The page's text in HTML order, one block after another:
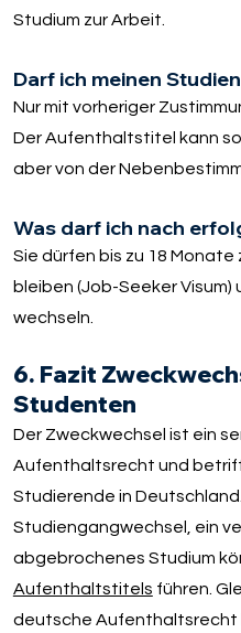
Studium zur Arbeit.
Darf ich meinen
Nur mit vorheriger
Der Aufenthaltstitel kann
aber von der
Was darf ich nach
Sie dürfen bis zu 18
bleiben (Job-Seeker Visum)
wechseln.
6. Fazit
Studenten
Der Zweckwechsel ist ein
Aufenthaltsrecht und
Studierende in
Studiengangwechsel, ein
abgebrochenes Studium
Aufenthaltstitels führen.
deutsche Aufenthaltsrecht